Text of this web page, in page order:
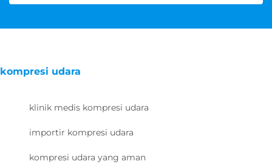
kompresi udara
klinik medis kompresi udara
importir kompresi udara
kompresi udara yang aman